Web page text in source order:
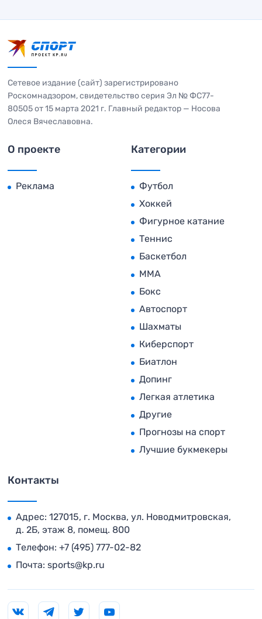
Сетевое издание (сайт) зарегистрировано
Роскомнадзором, свидетельство серия Эл № ФС77-
80505 от 15 марта 2021 г. Главный редактор — Носова
Олеся Вячеславовна.
О проекте
Реклама
Категории
Футбол
Хоккей
Фигурное катание
Теннис
Баскетбол
MMA
Бокс
Автоспорт
Шахматы
Киберспорт
Биатлон
Допинг
Легкая атлетика
Другие
Прогнозы на спорт
Лучшие букмекеры
Контакты
Адрес: 127015, г. Москва, ул. Новодмитровская,
д. 2Б, этаж 8, помещ. 800
Телефон: +7 (495) 777-02-82
Почта: sports@kp.ru